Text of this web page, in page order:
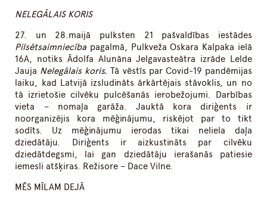
NELEGĀLAIS KORIS
27. un 28.maijā pulksten 21 pašvaldības iestādes
Pilsētsaimniecība pagalmā, Pulkveža Oskara Kalpaka ielā
16A, notiks Ādolfa Alunāna Jelgavasteātra izrāde Lelde
Jauja Nelegālais koris. Tā vēstīs par Covid-19 pandēmijas
laiku, kad Latvijā izsludināts ārkārtējais stāvoklis, un no
tā izrietošie cilvēku pulcēšanās ierobežojumi. Darbības
vieta – nomaļa garāža. Jauktā kora diriģents ir
noorganizējis kora mēģinājumu, riskējot par to tikt
sodīts. Uz mēģinājumu ierodas tikai neliela daļa
dziedātāju. Diriģents ir aizkustināts par cilvēku
dziedātdegsmi, lai gan dziedātāju ierašanās patiesie
iemesli atšķiras. Režisore – Dace Vilne.
MĒS MĪLAM DEJĀ